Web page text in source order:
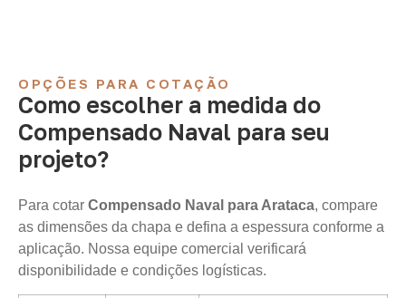
OPÇÕES PARA COTAÇÃO
Como escolher a medida do
Compensado Naval para seu
projeto?
Para cotar Compensado Naval para Arataca, compare
as dimensões da chapa e defina a espessura conforme a
aplicação. Nossa equipe comercial verificará
disponibilidade e condições logísticas.